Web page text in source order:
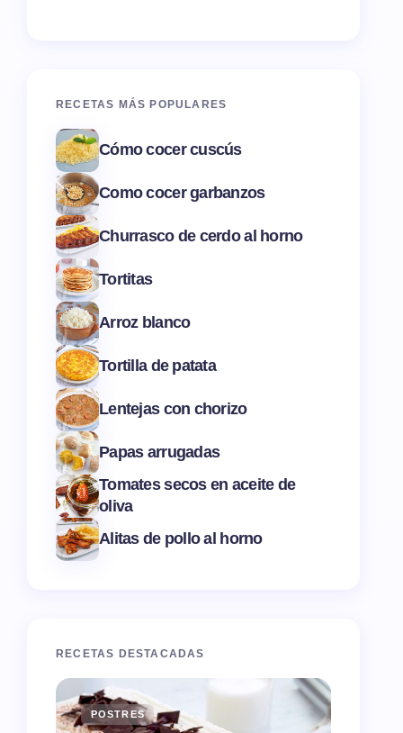
RECETAS MÁS POPULARES
Cómo cocer cuscús
Como cocer garbanzos
Churrasco de cerdo al horno
Tortitas
Arroz blanco
Tortilla de patata
Lentejas con chorizo
Papas arrugadas
Tomates secos en aceite de
oliva
Alitas de pollo al horno
RECETAS DESTACADAS
POSTRES